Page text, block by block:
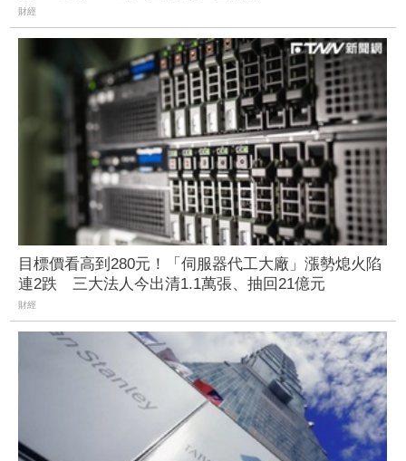
財經
目標價看高到280元！「伺服器代工大廠」漲勢熄火陷
連2跌 三大法人今出清1.1萬張、抽回21億元
財經